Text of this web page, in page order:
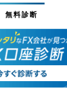
無料診断